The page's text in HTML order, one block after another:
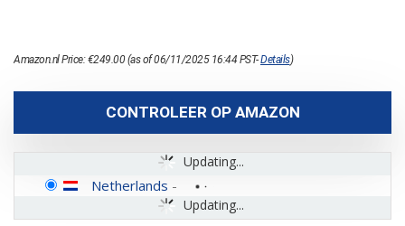
Amazon.nl Price:€249.00(as of 06/11/2025 16:44 PST-Details)
CONTROLEER OP AMAZON
Updating...
Updating...
Netherlands -